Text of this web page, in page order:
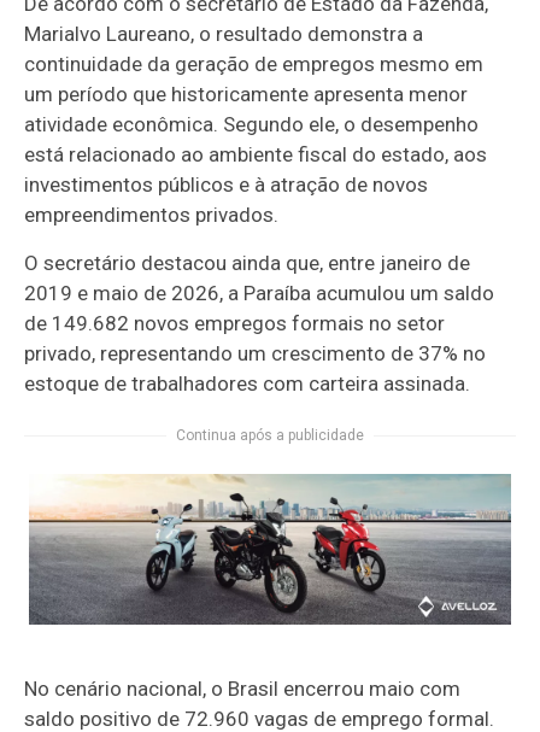
Marialvo Laureano, o resultado demonstra a
continuidade da geração de empregos mesmo em
um período que historicamente apresenta menor
atividade econômica. Segundo ele, o desempenho
está relacionado ao ambiente fiscal do estado, aos
investimentos públicos e à atração de novos
empreendimentos privados.
O secretário destacou ainda que, entre janeiro de
2019 e maio de 2026, a Paraíba acumulou um saldo
de 149.682 novos empregos formais no setor
privado, representando um crescimento de 37% no
estoque de trabalhadores com carteira assinada.
Continua após a publicidade
No cenário nacional, o Brasil encerrou maio com
saldo positivo de 72.960 vagas de emprego formal.